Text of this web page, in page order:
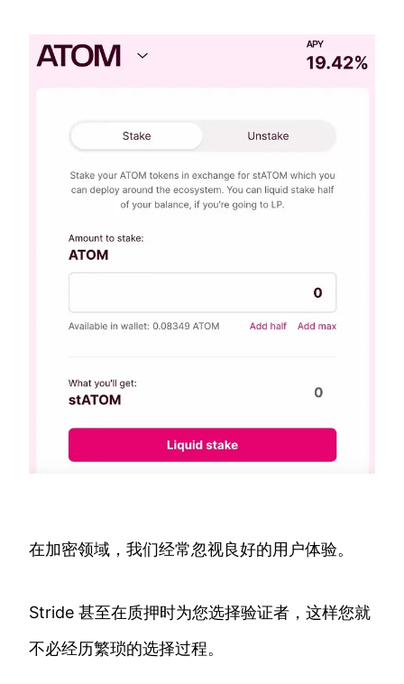
在加密领域，我们经常忽视良好的用户体验。
Stride 甚至在质押时为您选择验证者，这样您就
不必经历繁琐的选择过程。